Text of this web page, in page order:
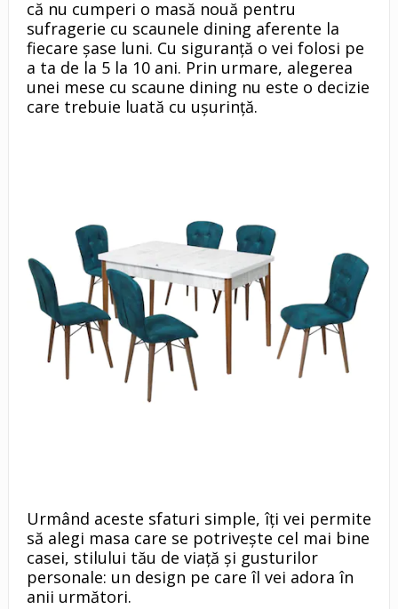
că nu cumperi o masă nouă pentru
sufragerie cu scaunele dining aferente la
fiecare șase luni. Cu siguranță o vei folosi pe
a ta de la 5 la 10 ani. Prin urmare, alegerea
unei mese cu scaune dining nu este o decizie
care trebuie luată cu ușurință.
Urmând aceste sfaturi simple, îți vei permite
să alegi masa care se potrivește cel mai bine
casei, stilului tău de viață și gusturilor
personale: un design pe care îl vei adora în
anii următori.